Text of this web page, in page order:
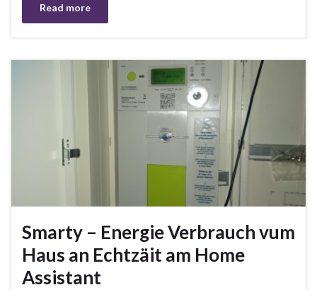
Read more
Smarty – Energie Verbrauch vum
Haus an Echtzäit am Home
Assistant